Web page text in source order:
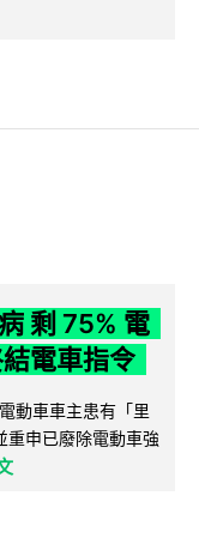
剩 75% 電
電車指令
動車車主患有「里
重申已廢除電動車強